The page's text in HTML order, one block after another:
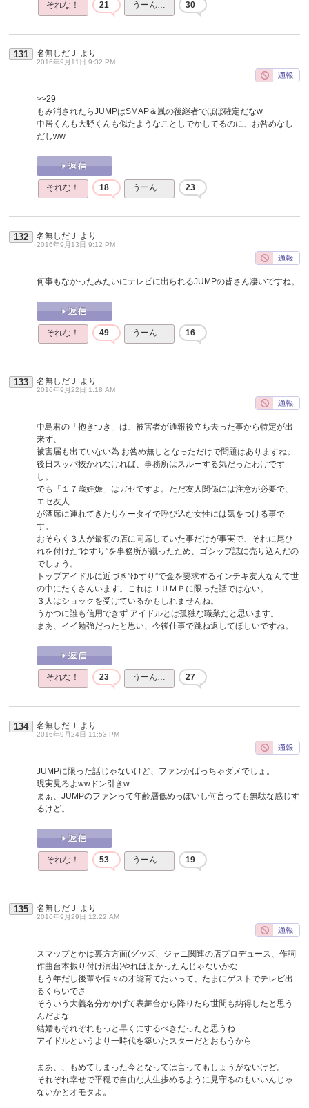
それな！ 21 うーん… 30
131 名無しだＪ より
2016年9月11日 9:32 PM
>>29
もみ消されたらJUMPはSMAP＆嵐の後継者でほぼ確定だなw
中居くんも大野くんも似たようなことしでかしてるのに、お咎めなし
だしww
それな！ 18 うーん… 23
132 名無しだＪ より
2016年9月13日 9:12 PM
何事もなかったみたいにテレビに出られるJUMPの皆さん凄いですね。
それな！ 49 うーん… 16
133 名無しだＪ より
2016年9月22日 1:18 AM
中島君の「抱きつき」は、被害者が通報後立ち去った事から特定が出
来ず、
被害届も出ていない為 お咎め無しとなっただけで問題はありますね。
後日スッパ抜かれなければ、事務所はスルーする気だったわけです
し。
でも「１７歳妊娠」はガセですよ。ただ友人関係には注意が必要で、
エセ友人
が酒席に連れてきたりケータイで呼び込む女性には気をつける事で
す。
おそらく３人が最初の店に同席していた事だけが事実で、それに尾ひ
れを付けた”ゆすり”を事務所が蹴ったため、ゴシップ誌に売り込んだの
でしょう。
トップアイドルに近づき”ゆすり”で金を要求するインチキ友人なんて世
の中にたくさんいます。これはＪＵＭＰに限った話ではない。
３人はショックを受けているかもしれませんね。
うかつに誰も信用できず アイドルとは孤独な職業だと思います。
まあ、イイ勉強だったと思い、今後仕事で跳ね返してほしいですね。
それな！ 23 うーん… 27
134 名無しだＪ より
2016年9月24日 11:53 PM
JUMPに限った話じゃないけど、ファンかばっちゃダメでしょ。
現実見ろよwwドン引きw
まぁ、JUMPのファンって年齢層低めっぽいし何言っても無駄な感じす
るけど。
それな！ 53 うーん… 19
135 名無しだＪ より
2016年9月29日 12:22 AM
スマップとかは裏方方面(グッズ、ジャニ関連の店プロデュース、作詞
作曲台本振り付け演出)やればよかったんじゃないかな
もう年だし後輩や個々の才能育てたいって、たまにゲストでテレビ出
るくらいでさ
そういう大義名分かかげて表舞台から降りたら世間も納得したと思う
んだよな
結婚もそれぞれもっと早くにするべきだったと思うね
アイドルというより一時代を築いたスターだとおもうから
まあ、、もめてしまった今となっては言ってもしょうがないけど。
それぞれ幸せで平穏で自由な人生歩めるように見守るのもいいんじゃ
ないかとオモタよ。